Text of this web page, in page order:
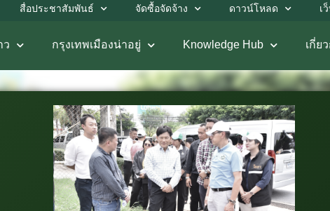
สื่อประชาสัมพันธ์ จัดซื้อจัดจ้าง ดาวน์โหลด เ
ว กรุงเทพเมืองน่าอยู่ Knowledge Hub เกี่ย